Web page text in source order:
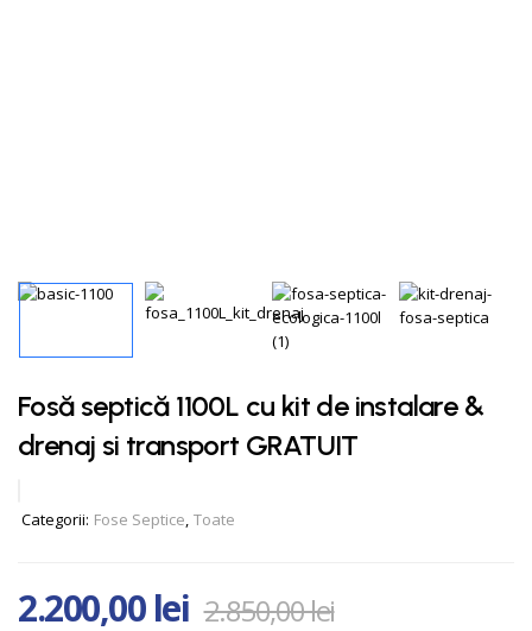
Fosă septică 1100L cu kit de instalare &
drenaj si transport GRATUIT
Categorii: Fose Septice, Toate
2.200,00lei 2.850,00lei